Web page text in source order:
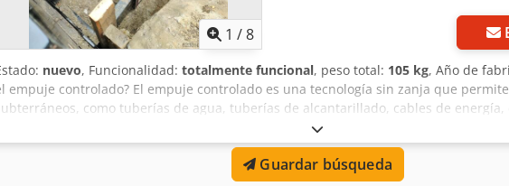
1 /8
nuevo, Funcionalidad: totalmente funcional, peso total: 105 kg, Año de
empuje controlado? El empuje controlado es una tecnología sin zanja que
como tuberías de agua, tuberías de alcantarillado, cables de energía,
teletécnicos, de fibra óptica, de agua o de alcantarillado, sin necesidad de realizar
máquina de perforación es de accionamiento hidráulico y está equipada con un
permite corregir la trayectoria de perforación. Gracias a los sistemas de medición,
Guardar búsqueda